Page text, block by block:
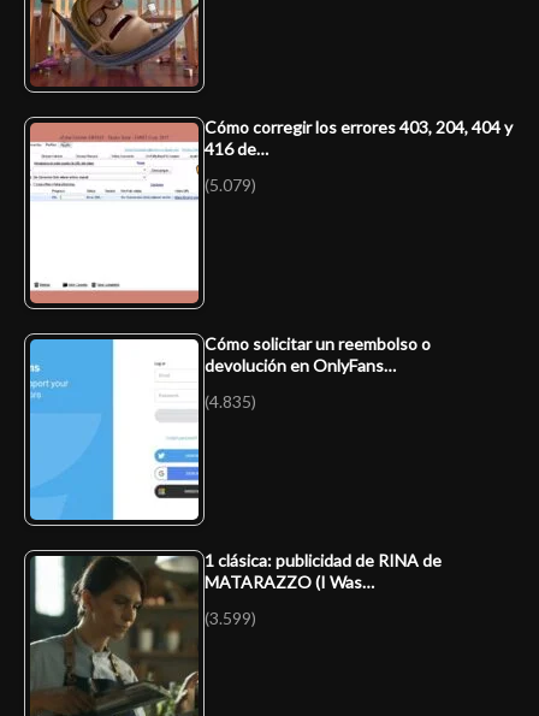
Cómo corregir los errores 403, 204, 404 y
416 de…
(5.079)
Cómo solicitar un reembolso o
devolución en OnlyFans…
(4.835)
1 clásica: publicidad de RINA de
MATARAZZO (I Was…
(3.599)